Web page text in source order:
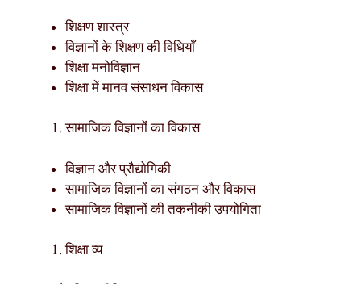
शिक्षण शास्त्र
विज्ञानों के शिक्षण की विधियाँ
शिक्षा मनोविज्ञान
शिक्षा में मानव संसाधन विकास
सामाजिक विज्ञानों का विकास
विज्ञान और प्रौद्योगिकी
सामाजिक विज्ञानों का संगठन और विकास
सामाजिक विज्ञानों की तकनीकी उपयोगिता
शिक्षा व्य